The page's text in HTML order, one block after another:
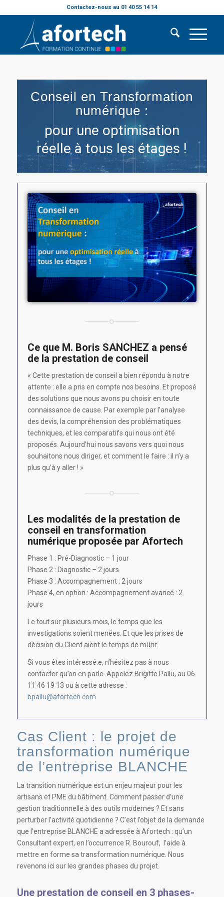
Contactez-nous au 01 40 55 14 14
Conseil en Transformation
numérique :
pour une optimisation
réelle à tous les étages !
Ce que M. Boris SANCHEZ a pensé
de la prestation de conseil
« Cette prestation de conseil a bien répondu à notre
attente : elle a pris en compte nos besoins. Et proposé
des solutions que nous avons pu choisir en toute
connaissance de cause. Par exemple par l’analyse
des devis, la compréhension des problématiques
techniques, et les comparatifs qui nous ont été
proposés. Aujourd’hui nous savons vers quoi nous
souhaitons nous diriger, et comment le faire : il n’y a
plus qu’à y aller ! »
Les modalités de la prestation de
conseil en transformation
numérique proposée par Afortech
Phase 1 : Pré-Diagnostic – 1 jour
Phase 2 : Diagnostic – 2 jours
Phase 3 : Accompagnement : 2 jours
Phase 4, en option : Accompagnement avancé : 2
jours
Le tout sur plusieurs mois, le temps que les
investigations soient menées. Et que les prises de
décision du Client aient le temps de mûrir.
Si vous êtes intéressé.e, n’hésitez pas à nous
contacter qu’on en parle. Appelez Brigitte Pallu, au 06
11 46 19 13 ou à cette adresse :
bpallu@afortech.com
Cas Client : le projet de
transformation numérique
de l’entreprise BLANCHE
La transition numérique est un enjeu majeur pour les
artisans et PME du bâtiment. Comment passer d’une
gestion traditionnelle à des outils modernes ? Et sans
perturber l’activité quotidienne ? C’est l’objet de la demande
que l’entreprise BLANCHE a adressée à Afortech : qu’un
Consultant expert, en l’occurrence R. Bourouf, l’aide à
mettre en forme sa transformation numérique. Nous
revenons ici sur les grandes phases du projet.
Une prestation de conseil en 3 phases-